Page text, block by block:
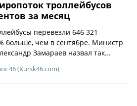
троллейбусов
за месяц
перевезли 646 321
больше, чем в сентябре. Министр
Замараев назвал так...
46 (Kursk46.com)